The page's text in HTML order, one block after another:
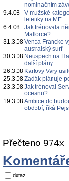
nominačním
9.4.08
V mužské
letenky na ME
6.4.08
Jak trénovala
Mallorce?
31.3.08Venca Francke
australský surf
30.3.08 Neúspěch na
další plány
26.3.08 Karlovy Vary
25.3.08Zadák plánuje
23.3.08Jak trénoval
oceánu?
19.3.08Ambice do
období, říká
Přečteno 974x
dotaz